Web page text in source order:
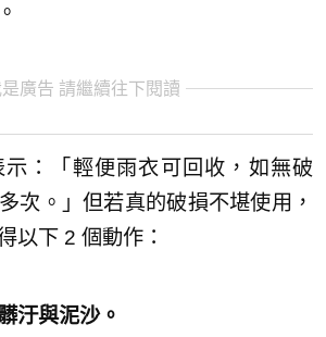
廣告 請繼續往下閱讀
：「輕便雨衣可回收，如無破
次。」但若真的破損不堪使用，
以下 2 個動作：
汙與泥沙。